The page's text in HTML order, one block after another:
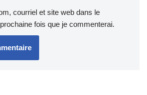
courriel et site web dans le
fois que je commenterai.